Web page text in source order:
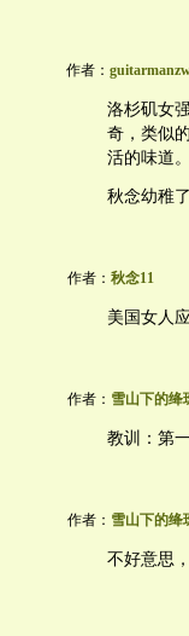
作者：
洛杉矶女
奇，类似
活的味道
秋念幼稚
作者： 秋念11
美国女人
作者： 雪山下的绛
教训：第
作者： 雪山下的绛
不好意思